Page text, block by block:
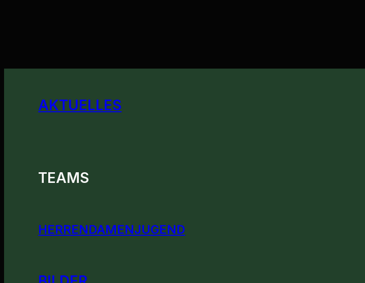
AKTUELLES
TEAMS
HERRENDAMENJUGEND